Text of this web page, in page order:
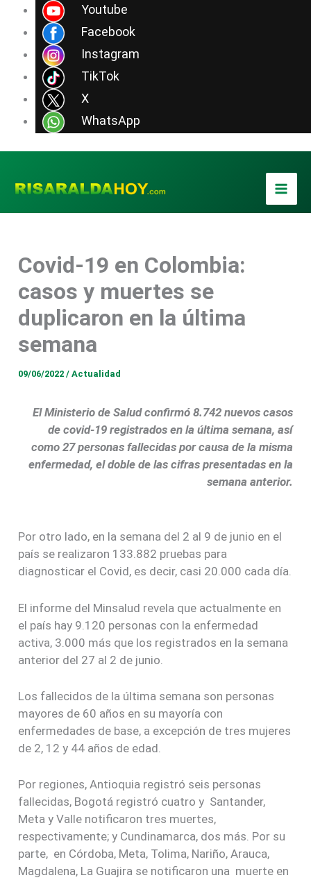
Youtube
Facebook
Instagram
TikTok
X
WhatsApp
contenido
Covid-19 en Colombia:
casos y muertes se
duplicaron en la última
semana
09/06/2022/Actualidad
El Ministerio de Salud confirmó 8.742 nuevos casos
de covid-19 registrados en la última semana, así
como 27 personas fallecidas por causa de la misma
enfermedad, el doble de las cifras presentadas en la
semana anterior.
Por otro lado, en la semana del 2 al 9 de junio en el
país se realizaron 133.882 pruebas para
diagnosticar el Covid, es decir, casi 20.000 cada día.
El informe del Minsalud revela que actualmente en
el país hay 9.120 personas con la enfermedad
activa, 3.000 más que los registrados en la semana
anterior del 27 al 2 de junio.
Los fallecidos de la última semana son personas
mayores de 60 años en su mayoría con
enfermedades de base, a excepción de tres mujeres
de 2, 12 y 44 años de edad.
Por regiones, Antioquia registró seis personas
fallecidas, Bogotá registró cuatro y Santander,
Meta y Valle notificaron tres muertes,
respectivamente; y Cundinamarca, dos más. Por su
parte, en Córdoba, Meta, Tolima, Nariño, Arauca,
Magdalena, La Guajira se notificaron una muerte en